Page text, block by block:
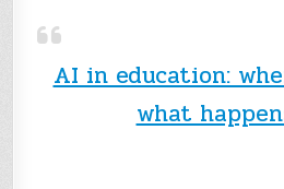
AI in education:
what